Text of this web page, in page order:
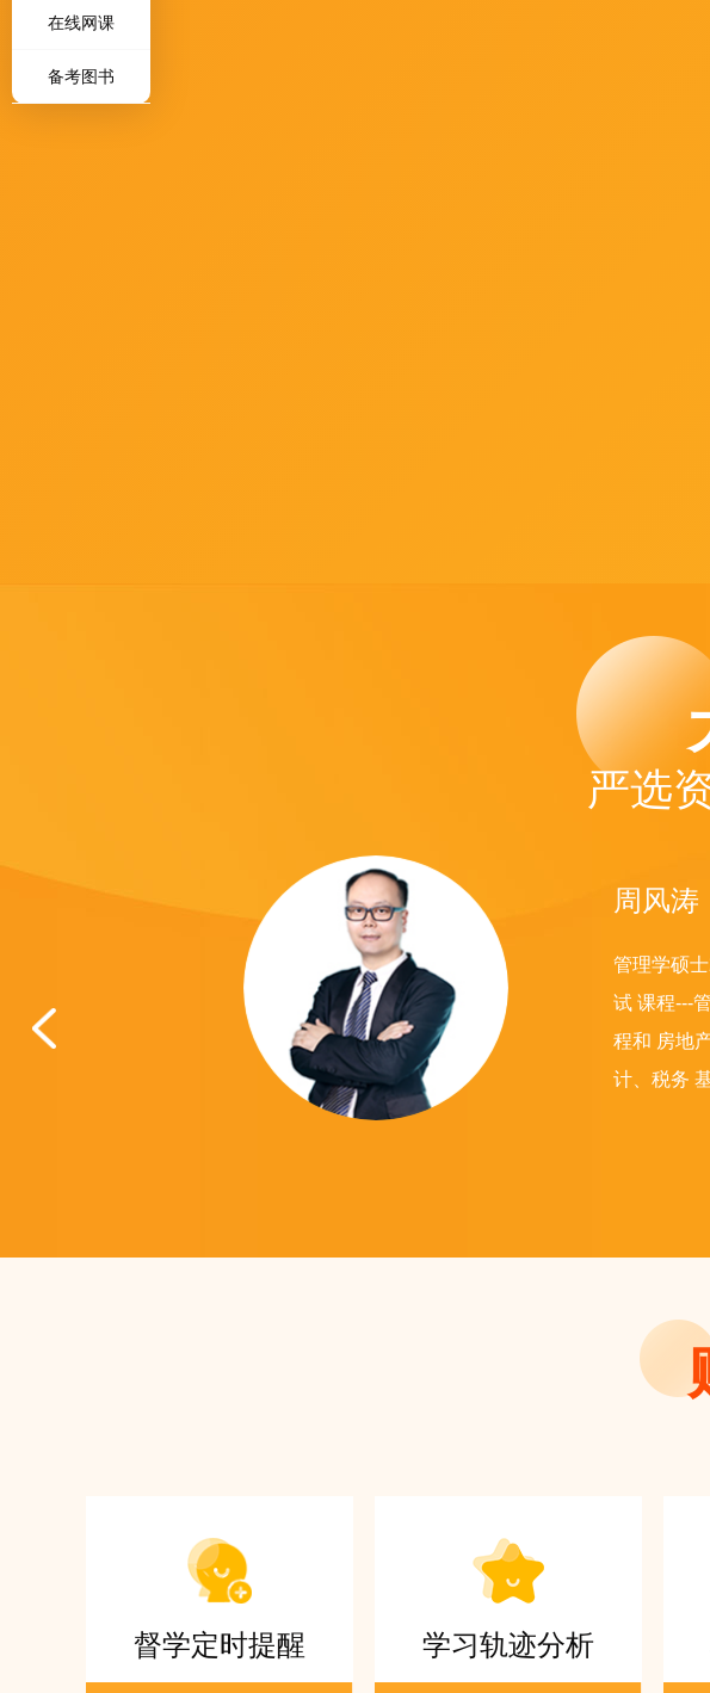
严选
周风涛
管理学硕
试 课程---
程和 房地
计、税务
督学定时提醒 学习轨迹分析
在线网课
备考图书